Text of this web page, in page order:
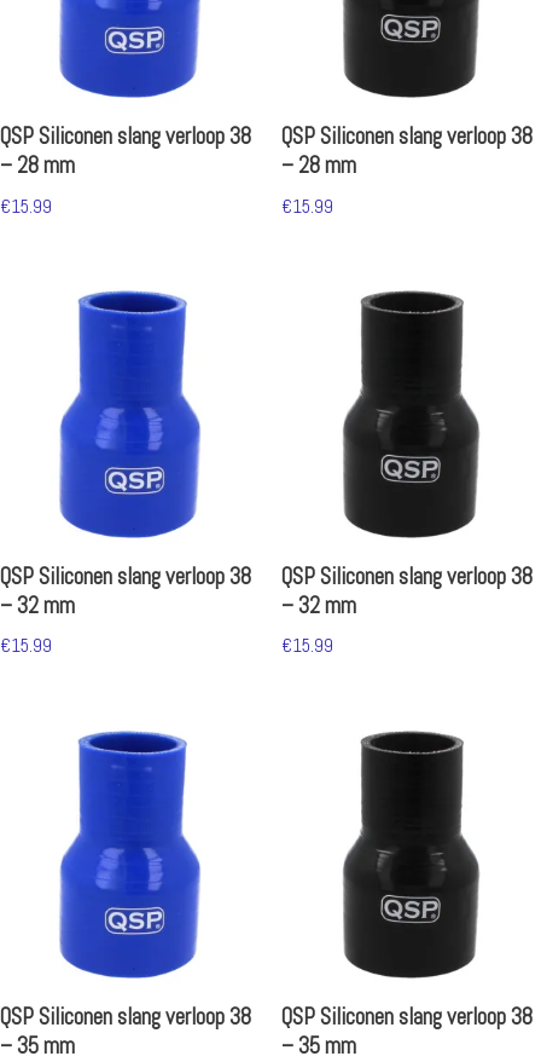
QSP Siliconen slang verloop 38
– 28 mm
€15.99
QSP Siliconen slang verloop 38
– 28 mm
€15.99
QSP Siliconen slang verloop 38
– 32 mm
€15.99
QSP Siliconen slang verloop 38
– 32 mm
€15.99
QSP Siliconen slang verloop 38
– 35 mm
QSP Siliconen slang verloop 38
– 35 mm